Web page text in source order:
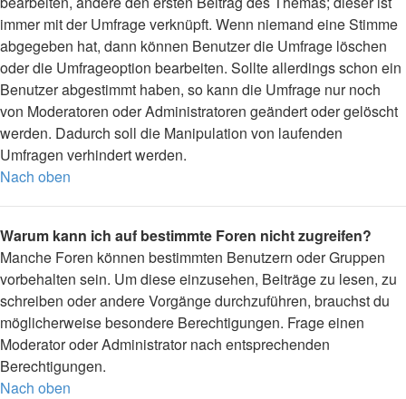
immer mit der Umfrage verknüpft. Wenn niemand eine Stimme
abgegeben hat, dann können Benutzer die Umfrage löschen
oder die Umfrageoption bearbeiten. Sollte allerdings schon ein
Benutzer abgestimmt haben, so kann die Umfrage nur noch
von Moderatoren oder Administratoren geändert oder gelöscht
werden. Dadurch soll die Manipulation von laufenden
Umfragen verhindert werden.
Nach oben
Warum kann ich auf bestimmte Foren nicht zugreifen?
Manche Foren können bestimmten Benutzern oder Gruppen
vorbehalten sein. Um diese einzusehen, Beiträge zu lesen, zu
schreiben oder andere Vorgänge durchzuführen, brauchst du
möglicherweise besondere Berechtigungen. Frage einen
Moderator oder Administrator nach entsprechenden
Berechtigungen.
Nach oben